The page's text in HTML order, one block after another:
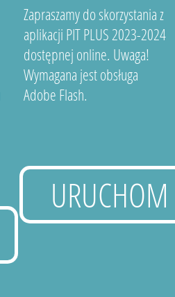
Zapraszamy do skorzystania z
aplikacji PIT PLUS 2023-2024
dostępnej online. Uwaga!
Wymagana jest obsługa
Adobe Flash.
URUCHOM